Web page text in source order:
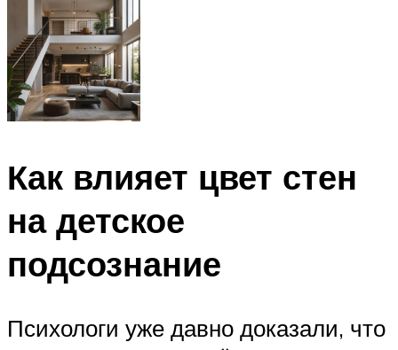
Как влияет цвет стен
на детское
подсознание
Психологи уже давно доказали, что